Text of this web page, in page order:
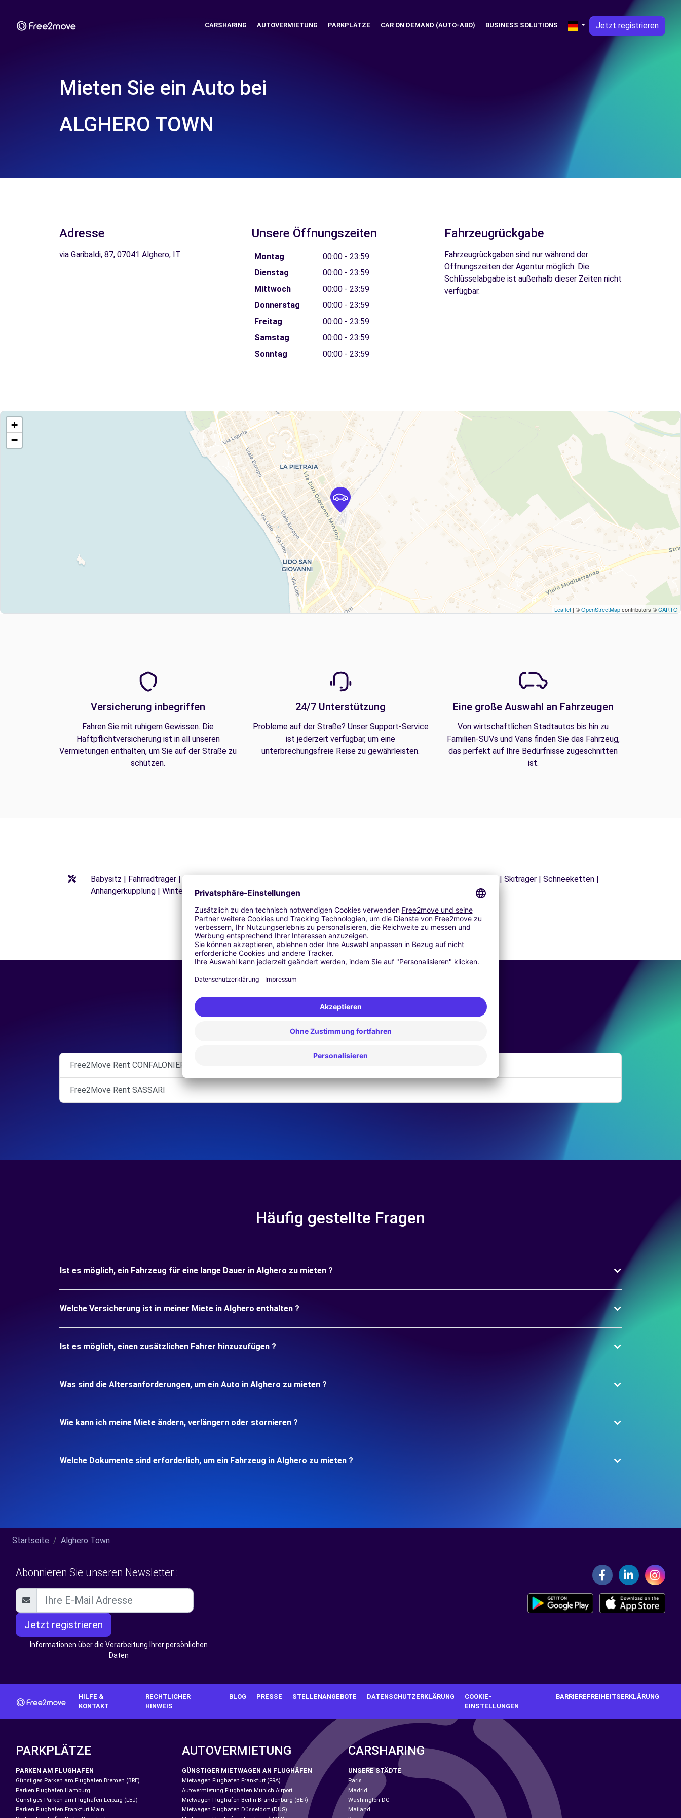
CARSHARING AUTOVERMIETUNG PARKPLÄTZE CAR ON DEMAND (AUTO-ABO) BUSINESS SOLUTIONS Jetzt registrieren
Mieten Sie ein Auto bei
ALGHERO TOWN
Adresse
via Garibaldi, 87, 07041 Alghero, IT
Unsere Öffnungszeiten
Montag
00:00 - 23:59
Dienstag
00:00 - 23:59
Mittwoch
00:00 - 23:59
Donnerstag
00:00 - 23:59
Freitag
00:00 - 23:59
Samstag
00:00 - 23:59
Sonntag
00:00 - 23:59
Fahrzeugrückgabe
Fahrzeugrückgaben sind nur während der
Öffnungszeiten der Agentur möglich. Die
Schlüsselabgabe ist außerhalb dieser Zeiten nicht
verfügbar.
+
−
Leaflet | ©OpenStreetMapcontributors ©CARTO
Versicherung inbegriffen
Fahren Sie mit ruhigem Gewissen. Die
Haftpflichtversicherung ist in all unseren
Vermietungen enthalten, um Sie auf der Straße zu
schützen.
24/7 Unterstützung
Probleme auf der Straße? Unser Support-Service
ist jederzeit verfügbar, um eine
unterbrechungsfreie Reise zu gewährleisten.
Eine große Auswahl an Fahrzeugen
Von wirtschaftlichen Stadtautos bis hin zu
Familien-SUVs und Vans finden Sie das Fahrzeug,
das perfekt auf Ihre Bedürfnisse zugeschnitten
ist.
Babysitz | Fahrradträger | Kindersitzerhöhung | Navigationsgerät garantiert | Umzugs-Kit | Dachkoffer | Dachträger | Skiträger | Schneeketten |
Anhängerkupplung | Winterreifen
Ähnliche Agenturen
Free2Move Rent CONFALONIERI S.R.L. SASSARI
Free2Move Rent SASSARI
Häufig gestellte Fragen
Ist es möglich, ein Fahrzeug für eine lange Dauer in Alghero zu mieten ?
Welche Versicherung ist in meiner Miete in Alghero enthalten ?
Ist es möglich, einen zusätzlichen Fahrer hinzuzufügen ?
Was sind die Altersanforderungen, um ein Auto in Alghero zu mieten ?
Wie kann ich meine Miete ändern, verlängern oder stornieren ?
Welche Dokumente sind erforderlich, um ein Fahrzeug in Alghero zu mieten ?
Startseite Alghero Town
Abonnieren Sie unseren Newsletter :
Jetzt registrieren
Informationen über die Verarbeitung Ihrer persönlichen
Daten
HILFE &
KONTAKT
RECHTLICHER
HINWEIS
BLOG PRESSE STELLENANGEBOTE DATENSCHUTZERKLÄRUNG
COOKIE-
EINSTELLUNGEN
BARRIEREFREIHEITSERKLÄRUNG
PARKPLÄTZE
PARKEN AM FLUGHAFEN
Günstiges Parken am Flughafen Bremen (BRE)
Parken Flughafen Hamburg
Günstiges Parken am Flughafen Leipzig (LEJ)
Parken Flughafen Frankfurt Main
AUTOVERMIETUNG
GÜNSTIGER MIETWAGEN AN FLUGHÄFEN
Mietwagen Flughafen Frankfurt (FRA)
Autovermietung Flughafen Munich Airport
Mietwagen Flughafen Berlin Brandenburg (BER)
Mietwagen Flughafen Düsseldorf (DUS)
CARSHARING
UNSERE STÄDTE
Paris
Madrid
Washington DC
Mailand